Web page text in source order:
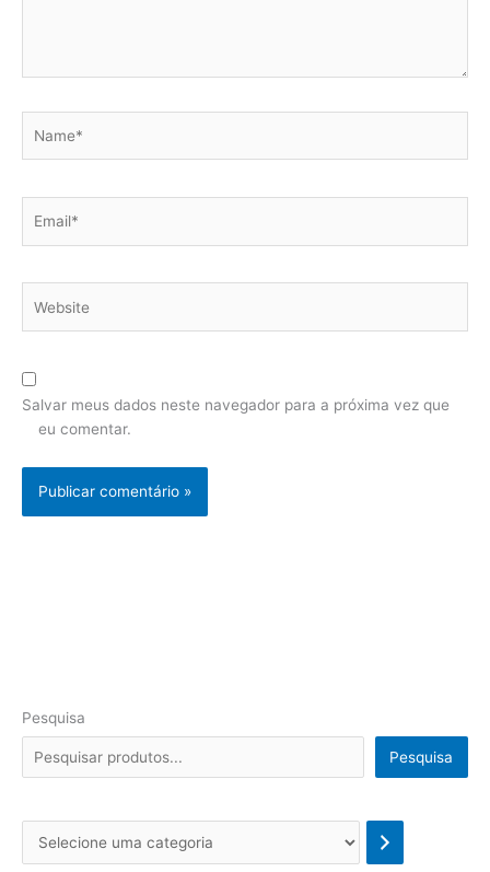
Pesquisa
Pesquisa
l
Salvar meus dados neste navegador para a próxima vez que
eu comentar.